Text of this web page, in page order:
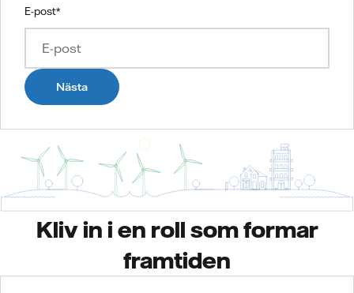
E-post*
Nästa
Kliv in i en roll som formar
framtiden